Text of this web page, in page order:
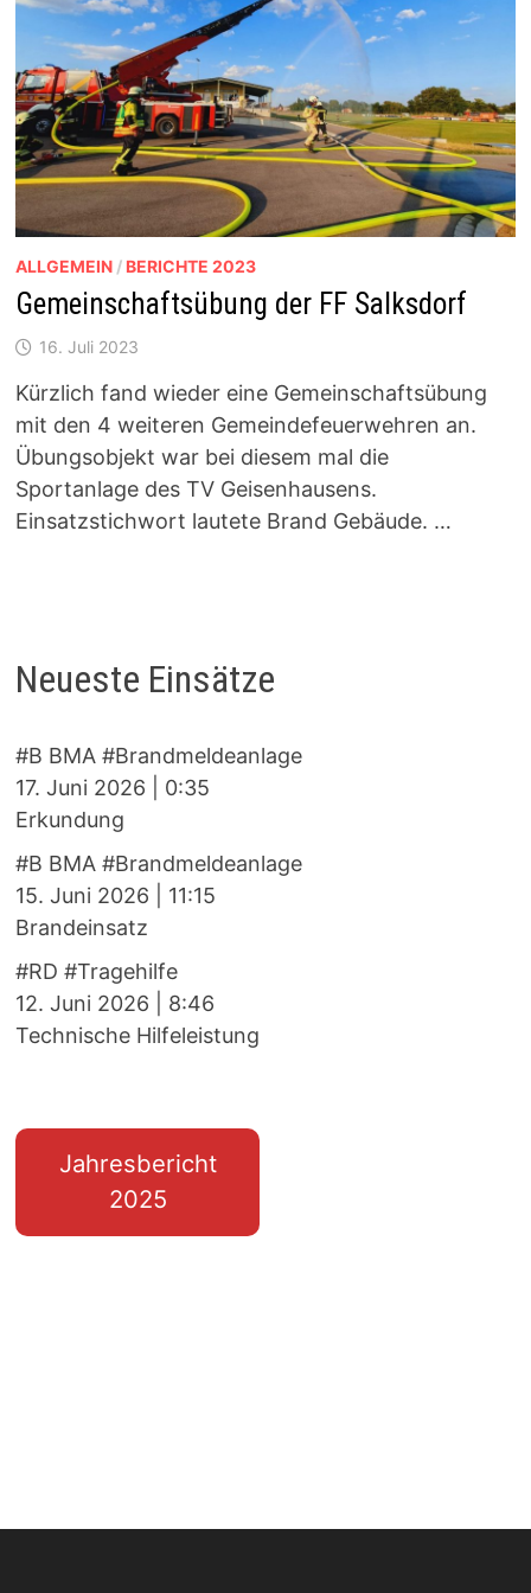
ALLGEMEIN/ BERICHTE 2023
Gemeinschaftsübung der FF Salksdorf
16. Juli 2023
Kürzlich fand wieder eine Gemeinschaftsübung
mit den 4 weiteren Gemeindefeuerwehren an.
Übungsobjekt war bei diesem mal die
Sportanlage des TV Geisenhausens.
Einsatzstichwort lautete Brand Gebäude. …
Neueste Einsätze
#B BMA #Brandmeldeanlage
17. Juni 2026
0:35
Erkundung
#B BMA #Brandmeldeanlage
15. Juni 2026
11:15
Brandeinsatz
#RD #Tragehilfe
12. Juni 2026
8:46
Technische Hilfeleistung
Jahresbericht
2025